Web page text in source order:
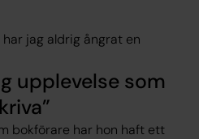
jag aldrig ångrat en
upplevelse som
bokförare har hon haft ett